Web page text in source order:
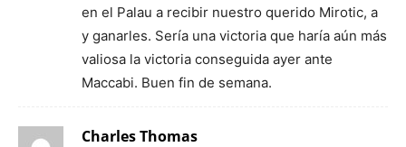
en el Palau a recibir nuestro querido Mirotic, a
y ganarles. Sería una victoria que haría aún más
valiosa la victoria conseguida ayer ante
Maccabi. Buen fin de semana.
Charles Thomas